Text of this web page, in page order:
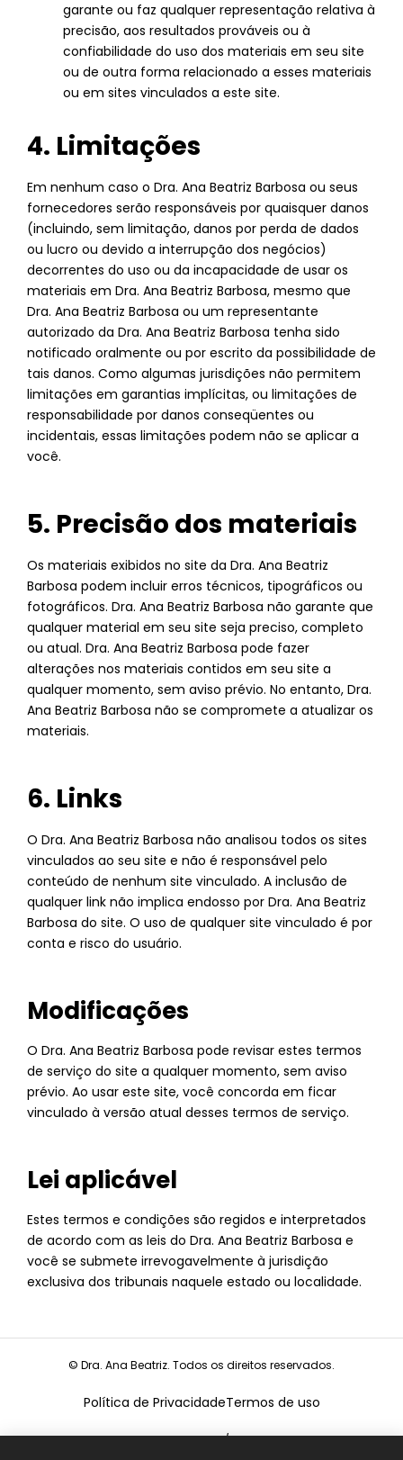
garante ou faz qualquer representação relativa à
precisão, aos resultados prováveis ​​ou à
confiabilidade do uso dos materiais em seu site
ou de outra forma relacionado a esses materiais
ou em sites vinculados a este site.
4. Limitações
Em nenhum caso o Dra. Ana Beatriz Barbosa ou seus
fornecedores serão responsáveis ​​por quaisquer danos
(incluindo, sem limitação, danos por perda de dados
ou lucro ou devido a interrupção dos negócios)
decorrentes do uso ou da incapacidade de usar os
materiais em Dra. Ana Beatriz Barbosa, mesmo que
Dra. Ana Beatriz Barbosa ou um representante
autorizado da Dra. Ana Beatriz Barbosa tenha sido
notificado oralmente ou por escrito da possibilidade de
tais danos. Como algumas jurisdições não permitem
limitações em garantias implícitas, ou limitações de
responsabilidade por danos conseqüentes ou
incidentais, essas limitações podem não se aplicar a
você.
5. Precisão dos materiais
Os materiais exibidos no site da Dra. Ana Beatriz
Barbosa podem incluir erros técnicos, tipográficos ou
fotográficos. Dra. Ana Beatriz Barbosa não garante que
qualquer material em seu site seja preciso, completo
ou atual. Dra. Ana Beatriz Barbosa pode fazer
alterações nos materiais contidos em seu site a
qualquer momento, sem aviso prévio. No entanto, Dra.
Ana Beatriz Barbosa não se compromete a atualizar os
materiais.
6. Links
O Dra. Ana Beatriz Barbosa não analisou todos os sites
vinculados ao seu site e não é responsável pelo
conteúdo de nenhum site vinculado. A inclusão de
qualquer link não implica endosso por Dra. Ana Beatriz
Barbosa do site. O uso de qualquer site vinculado é por
conta e risco do usuário.
Modificações
O Dra. Ana Beatriz Barbosa pode revisar estes termos
de serviço do site a qualquer momento, sem aviso
prévio. Ao usar este site, você concorda em ficar
vinculado à versão atual desses termos de serviço.
Lei aplicável
Estes termos e condições são regidos e interpretados
de acordo com as leis do Dra. Ana Beatriz Barbosa e
você se submete irrevogavelmente à jurisdição
exclusiva dos tribunais naquele estado ou localidade.
© Dra. Ana Beatriz. Todos os direitos reservados.
Política de PrivacidadeTermos de uso
CNPJ:19.675.026/0001-68